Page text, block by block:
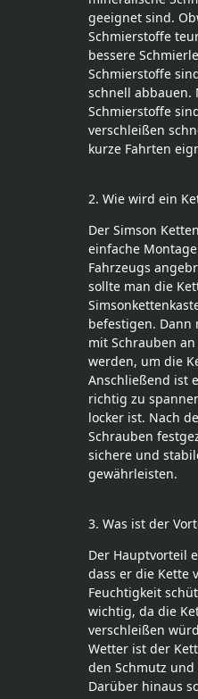
geeignet sind.
Schmierstoffe
bessere
Schmierstoffe
schnell abbauen.
Schmierstoffe
verschleißen
kurze Fahrten
2. Wie wird ein
Der Simson
einfache
Fahrzeugs
sollte man die
befestigen. Dann
mit Schrauben
werden, um die
Anschließend ist
richtig zu
locker ist. Nach
Schrauben
sichere und
gewährleisten.
3. Was ist der
Der Hauptvorteil
dass er die Kette
Feuchtigkeit
wichtig, da die
verschleißen
Wetter ist der
den Schmutz
Darüber hinaus